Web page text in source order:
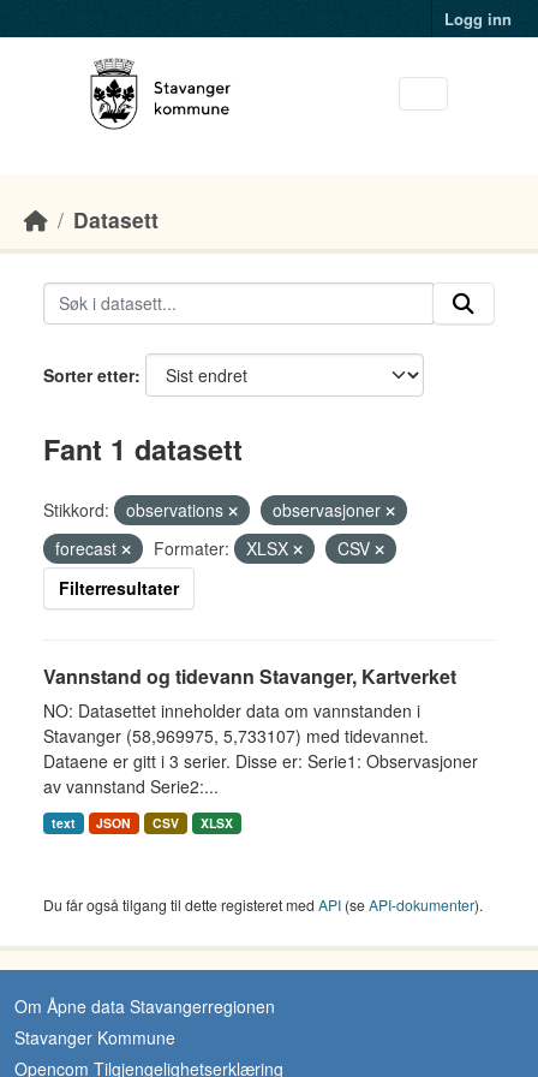
Logg inn
Datasett
Sorter etter
Fant 1 datasett
Stikkord: observations
observasjoner
forecast
Formater: XLSX
CSV
Filterresultater
Vannstand og tidevann Stavanger, Kartverket
NO: Datasettet inneholder data om vannstanden i
Stavanger (58,969975, 5,733107) med tidevannet.
Dataene er gitt i 3 serier. Disse er: Serie1: Observasjoner
av vannstand Serie2:...
text JSON CSV XLSX
Du får også tilgang til dette registeret med API (seAPI-dokumenter).
Om Åpne data Stavangerregionen
Stavanger Kommune
Opencom Tilgjengelighetserklæring